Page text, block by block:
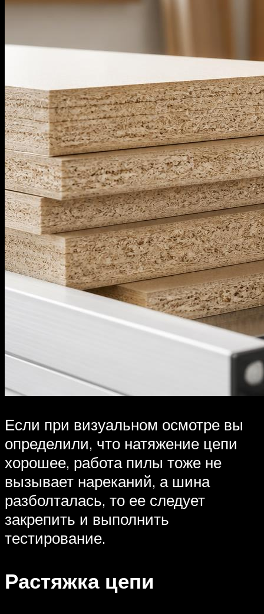
Если при визуальном осмотре вы
определили, что натяжение цепи
хорошее, работа пилы тоже не
вызывает нареканий, а шина
разболталась, то ее следует
закрепить и выполнить
тестирование.
Растяжка цепи